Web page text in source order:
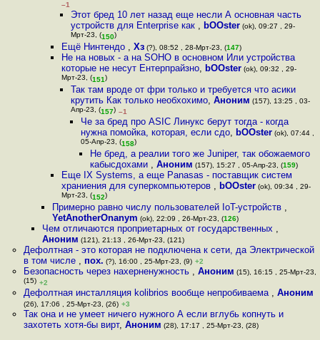
–1
Этот бред 10 лет назад еще несли А основная часть
устройств для Enterprise как , bOOster (ok), 09:27 , 29-
Мрт-23, (150)
Ещё Нинтендо , Хз(?), 08:52 , 28-Мрт-23, (147)
Не на новых - а на SOHO в основном Или устройства
которые не несут Ентерпрайзно, bOOster(ok), 09:32 , 29-
Мрт-23, (151)
Так там вроде от фри только и требуется что асики
крутить Как только необхохимо,Аноним (157), 13:25 , 03-
Апр-23, (157) –1
Че за бред про ASIC Линукс берут тогда - когда
нужна помойка, которая, если сдо, bOOster(ok), 07:44 ,
05-Апр-23, (158)
Не бред, а реалии того же Juniper, так обожаемого
кабысдохами , Аноним (157), 15:27 , 05-Апр-23, (159)
Еще IX Systems, а еще Panasas - поставщик систем
храниения для суперкомпьютеров , bOOster(ok), 09:34 , 29-
Мрт-23, (152)
Примерно равно числу пользователей IoT-устройств ,
YetAnotherOnanym (ok), 22:09 , 26-Мрт-23, (126)
Чем отличаются проприетарных от государственных ,
Аноним (121), 21:13 , 26-Мрт-23, (121)
Дефолтная - это которая не подключена к сети, да Электрической
в том числе , пох. (?), 16:00 , 25-Мрт-23, (9) +2
Безопасность через нaхерненужность , Аноним (15), 16:15 , 25-Мрт-23,
(15) +2
Дефолтная инсталляция kolibrios вообще непробиваема , Аноним
(26), 17:06 , 25-Мрт-23, (26) +3
Так она и не умеет ничего нужного А если вглубь копнуть и
захотеть хотя-бы вирт, Аноним (28), 17:17 , 25-Мрт-23, (28)